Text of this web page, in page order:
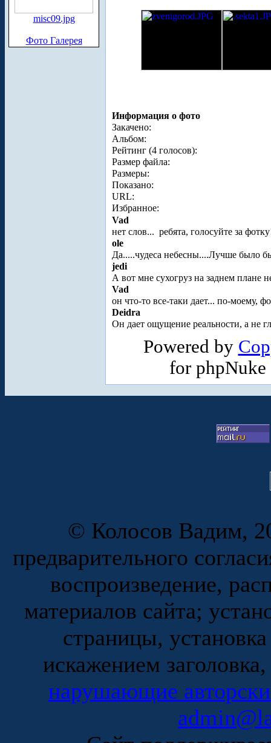
misc09.jpg
Фото Галерея
Информация о фото
Закачено:
Альбом:
Рейтинг (4 голосов):
Размер файла:
Размеры:
Показано:
URL:
Избранное:
Vad
нет слов... ребята, голосуйте за
ole
Да.....чудеса небесны....Лучше было
jedi
А вот мне сухогруз на заднем плане
Vad
он что-то все-таки дает... по-моему,
Deidra
Он дает ощущение реальности, а не
Powered by
for
© Колосов Вадим,
предварительного
воспроизведение,
материалов сайта;
страницы,
искажением
нарушающие